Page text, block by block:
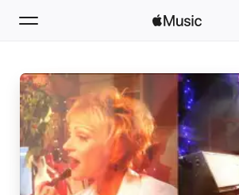
Buscar
Inicio
Novedades
Radio
Instalar Apple Music